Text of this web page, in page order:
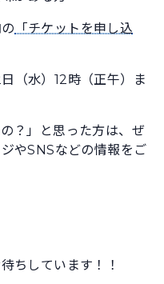
「チケットを申し込
（水）12時（正午）ま
？」と思った方は、ぜ
やSNSなどの情報をご
ちしています！！